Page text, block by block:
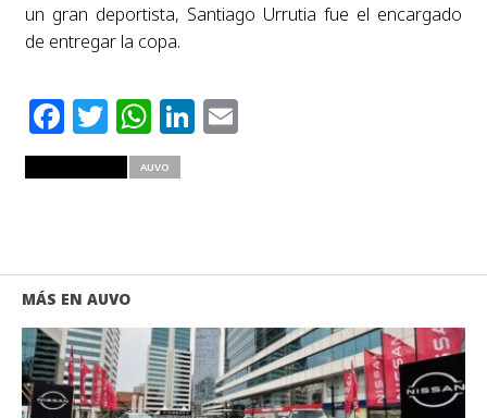
un gran deportista, Santiago Urrutia fue el encargado
de entregar la copa.
Facebook
Twitter
WhatsApp
LinkedIn
Email
AUVO
MÁS EN AUVO